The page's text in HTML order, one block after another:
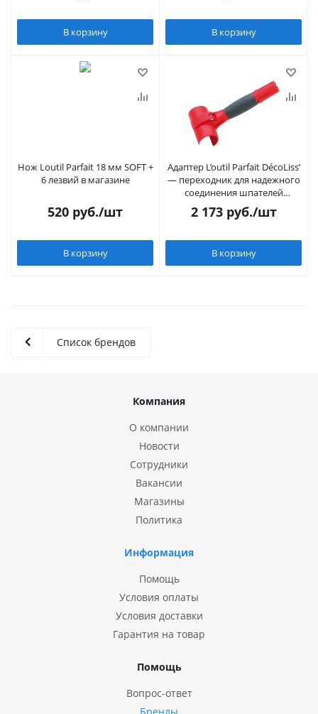
В корзину В корзину
Нож Loutil Parfait 18 мм SOFT +
6 лезвий в магазине
520 руб./шт
В корзину
Адаптер L’outil Parfait DécoLiss’
— переходник для надежного
соединения шпателей
DécoLiss’ с удлинителями
2 173руб./шт
В корзину
Список брендов
Компания
О компании
Новости
Сотрудники
Вакансии
Магазины
Политика
Информация
Помощь
Условия оплаты
Условия доставки
Гарантия на товар
Помощь
Вопрос-ответ